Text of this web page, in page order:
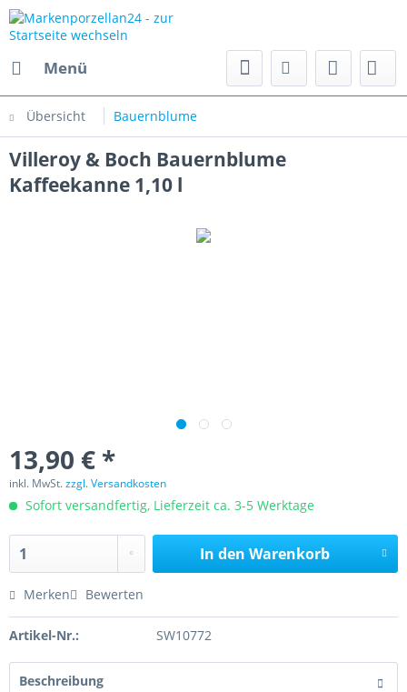
Menü
Übersicht Bauernblume
Villeroy & Boch Bauernblume
Kaffeekanne 1,10 l
13,90 € *
inkl. MwSt.zzgl. Versandkosten
Sofort versandfertig, Lieferzeit ca. 3-5 Werktage
In den Warenkorb
Merken Bewerten
Artikel-Nr.: SW10772
Beschreibung